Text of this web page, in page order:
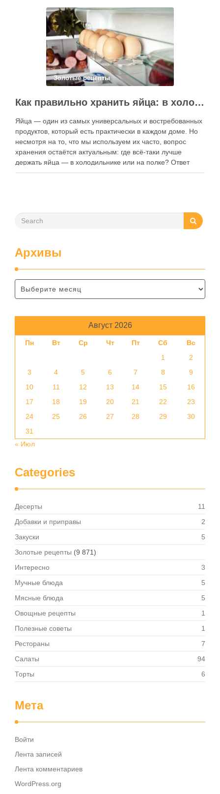
контент, расширять коллекции блюд и добавлять новые
функции. Ниже …
Золотые рецепты
Как правильно хранить яйца: в холодильнике или на полке?
Яйца — один из самых универсальных и востребованных
продуктов, который есть практически в каждом доме. Но
несмотря на то, что мы используем их часто, вопрос
хранения остаётся актуальным: где всё-таки лучше
держать яйца — в холодильнике или на полке? Ответ
зависит от нескольких факторов, включая температуру
Архивы
Август 2026
Пн Вт Ср Чт Пт Сб
Вс
1
2
3
4 5 6 7 8
9
10
11 12 13 14 15
16
17
18 19 20 21 22
23
24
25 26 27 28 29
30
31
« Июл
Categories
Десерты
11
Добавки и приправы
2
Закуски
5
Золотые рецепты (9 871)
Интересно
3
Мучные блюда
5
Мясные блюда
5
Овощные рецепты
1
Полезные советы
1
Рестораны
7
Салаты
94
Торты
6
Мета
Войти
Лента записей
Лента комментариев
WordPress.org